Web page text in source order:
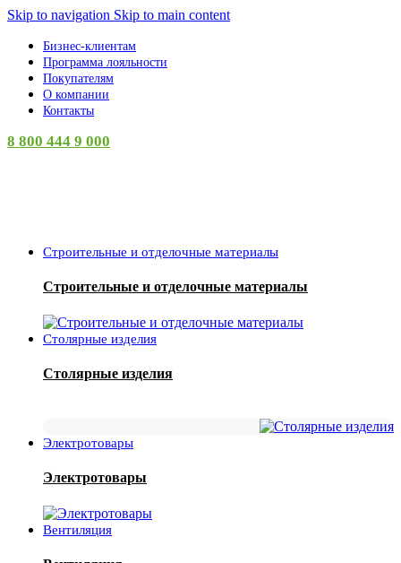
Skip to navigation Skip to main content
Бизнес-клиентам
Программа лояльности
Покупателям
О компании
Контакты
8 800 444 9 000
Строительные и отделочные материалы
Строительные и отделочные материалы
Столярные изделия
Столярные изделия
Электротовары
Электротовары
Вентиляция